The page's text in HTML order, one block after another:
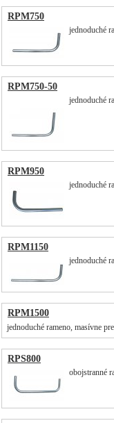
RPM750
jednoduché
RPM750-50
jednoduché
RPM950
jednoduché
RPM1150
jednoduché
RPM1500
jednoduché rameno, masívne
RPS800
obojstranné